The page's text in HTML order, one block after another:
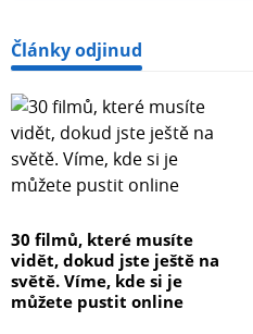
Články odjinud
30 filmů, které musíte
vidět, dokud jste ještě na
světě. Víme, kde si je
můžete pustit online